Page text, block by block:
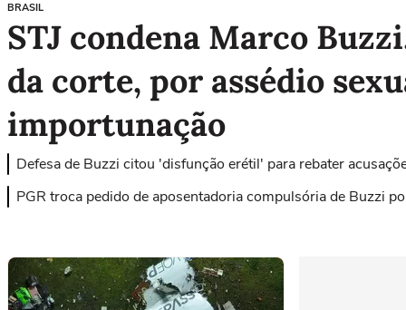
BRASIL
STJ condena Marco
da corte, por assédio
importunação
Defesa de Buzzi citou 'disfunção erétil' para rebater
PGR troca pedido de aposentadoria compulsória de Buzzi